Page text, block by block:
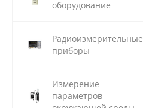
оборудование
Радиоизмерительные
приборы
Измерение
параметров